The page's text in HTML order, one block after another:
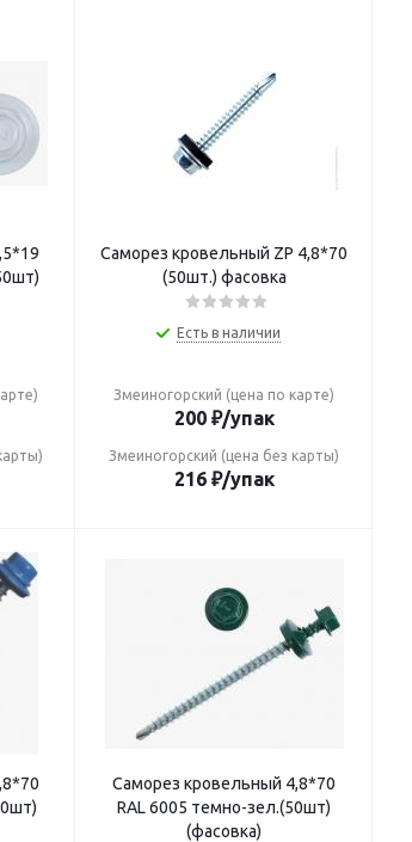
Саморез кровельный ZP 4,8*70
(50шт.) фасовка
Есть в наличии
Змеиногорский (цена по карте)
200₽/упак
Змеиногорский (цена без карты)
216₽/упак
Саморез кровельный 4,8*70
RAL 6005 темно-зел.(50шт)
(фасовка)